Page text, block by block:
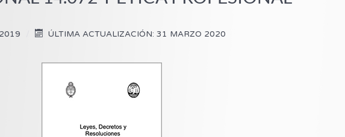
ÚLTIMA ACTUALIZACIÓN: 31 MARZO 2020